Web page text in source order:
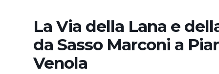
La Via della Lana e
da Sasso Marconi a
Venola